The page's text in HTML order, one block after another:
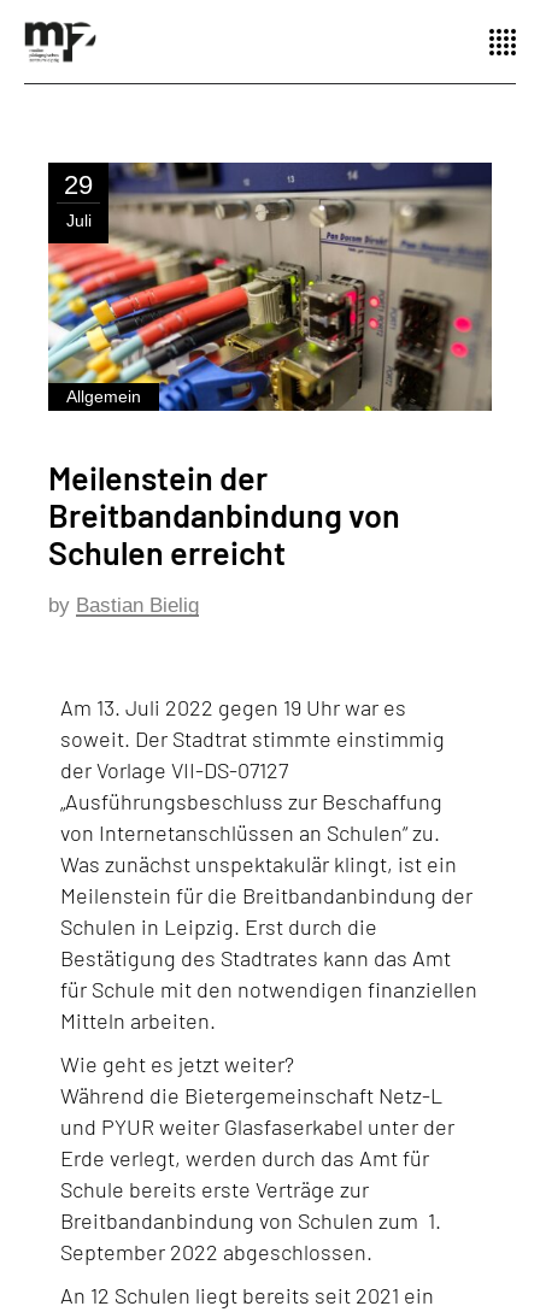
29
Juli
Allgemein
Meilenstein der
Breitbandanbindung von
Schulen erreicht
by Bastian Bielig
Am 13. Juli 2022 gegen 19 Uhr war es
soweit. Der Stadtrat stimmte einstimmig
der Vorlage VII-DS-07127
„Ausführungsbeschluss zur Beschaffung
von Internetanschlüssen an Schulen“ zu.
Was zunächst unspektakulär klingt, ist ein
Meilenstein für die Breitbandanbindung der
Schulen in Leipzig. Erst durch die
Bestätigung des Stadtrates kann das Amt
für Schule mit den notwendigen finanziellen
Mitteln arbeiten.
Wie geht es jetzt weiter?
Während die Bietergemeinschaft Netz-L
und PYUR weiter Glasfaserkabel unter der
Erde verlegt, werden durch das Amt für
Schule bereits erste Verträge zur
Breitbandanbindung von Schulen zum 1.
September 2022 abgeschlossen.
An 12 Schulen liegt bereits seit 2021 ein